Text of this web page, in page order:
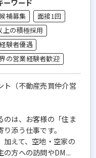
ーワード
補募集
面接1回
上の積極採用
験者優遇
の営業経験者歓迎
（不動産売買仲介営
のは、お客様の「住ま
添う仕事です。
加えて、空地・空家の
の方への訪問やDM...